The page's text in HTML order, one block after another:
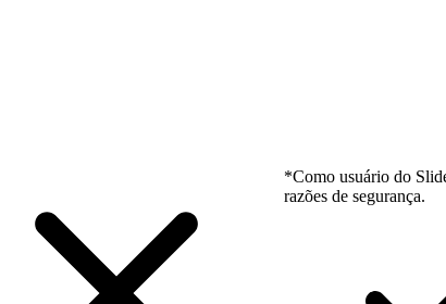
*Como usuário do
razões de segurança.